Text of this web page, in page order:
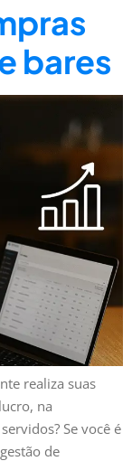
bares
realiza suas
na
Se você é
de